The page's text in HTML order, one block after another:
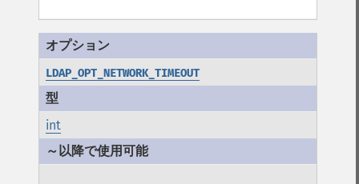
LDAP_OPT_NETWORK_TIMEOUT
int